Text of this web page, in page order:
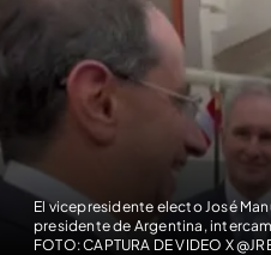
El vicepresidente electo José
presidente de Argentina,
FOTO: CAPTURA DE VIDEO X